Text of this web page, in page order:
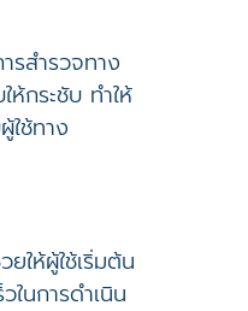
สำรวจทาง
ห้กระชับ ทำให้
ใช้ทาง
ให้ผู้ใช้เริ่มต้น
นการดำเนิน